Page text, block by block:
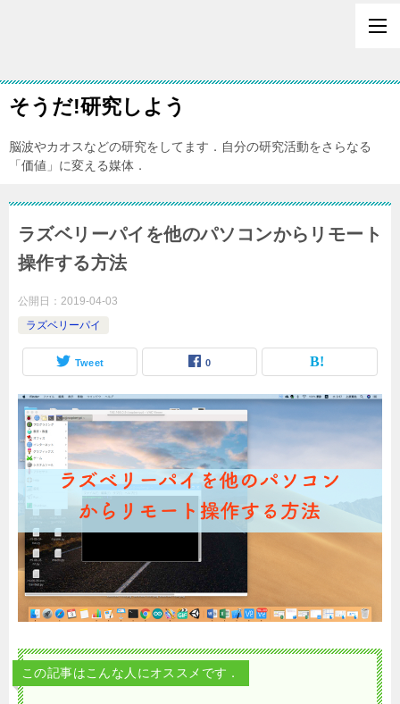
そうだ!研究しよう
脳波やカオスなどの研究をしてます．自分の研究活動をさらなる
「価値」に変える媒体．
ラズベリーパイを他のパソコンからリモート
操作する方法
公開日： 2019-04-03
ラズベリーパイ
Tweet 0
この記事はこんな人にオススメです．